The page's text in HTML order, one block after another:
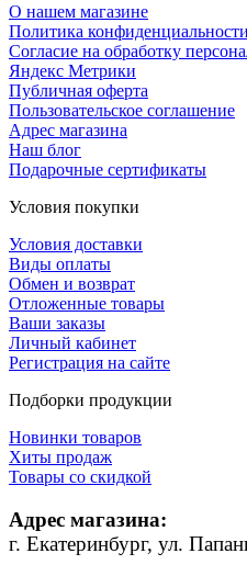
О нашем магазине
Политика конфиденциальности
Согласие на обработку
Яндекс Метрики
Публичная оферта
Пользовательское соглашение
Адрес магазина
Наш блог
Подарочные сертификаты
Условия покупки
Условия доставки
Виды оплаты
Обмен и возврат
Отложенные товары
Ваши заказы
Личный кабинет
Регистрация на сайте
Подборки продукции
Новинки товаров
Хиты продаж
Товары со скидкой
Адрес магазина:
г. Екатеринбург, ул.